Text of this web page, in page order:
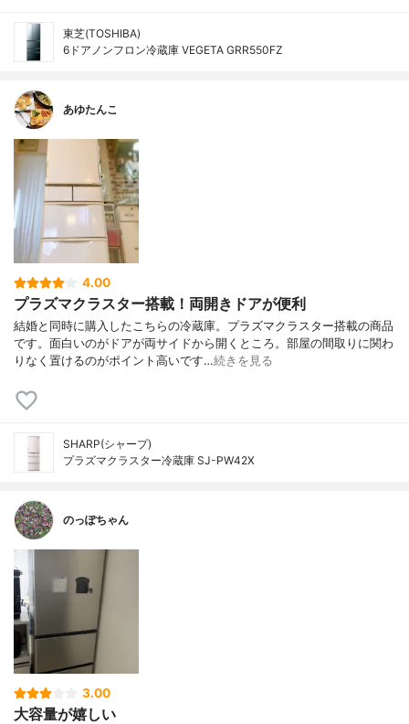
東芝(TOSHIBA)
6ドアノンフロン冷蔵庫 VEGETA GRR550FZ
あゆたんこ
4.00
プラズマクラスター搭載！両開きドアが便利
結婚と同時に購入したこちらの冷蔵庫。プラズマクラスター搭載の商品
です。面白いのがドアが両サイドから開くところ。部屋の間取りに関わ
りなく置けるのがポイント高いです…続きを見る
SHARP(シャープ)
プラズマクラスター冷蔵庫 SJ-PW42X
のっぽちゃん
3.00
大容量が嬉しい